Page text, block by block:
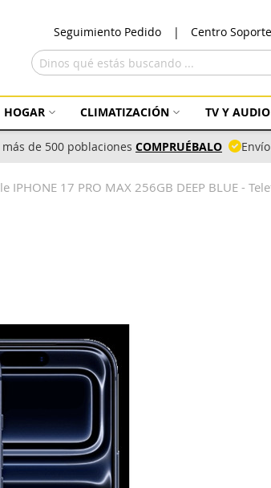
Seguimiento Pedido Centro Soporte
HOGAR CLIMATIZACIÓN TV Y AUDIO
de 500 poblaciones COMPRUÉBALO
IPHONE 17 PRO MAX 256GB DEEP BLUE -